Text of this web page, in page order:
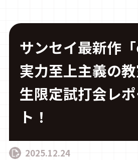
CONTACT
サンセイ最新作
実力至上主義の
生限定試打会レ
ト
2025.12.24